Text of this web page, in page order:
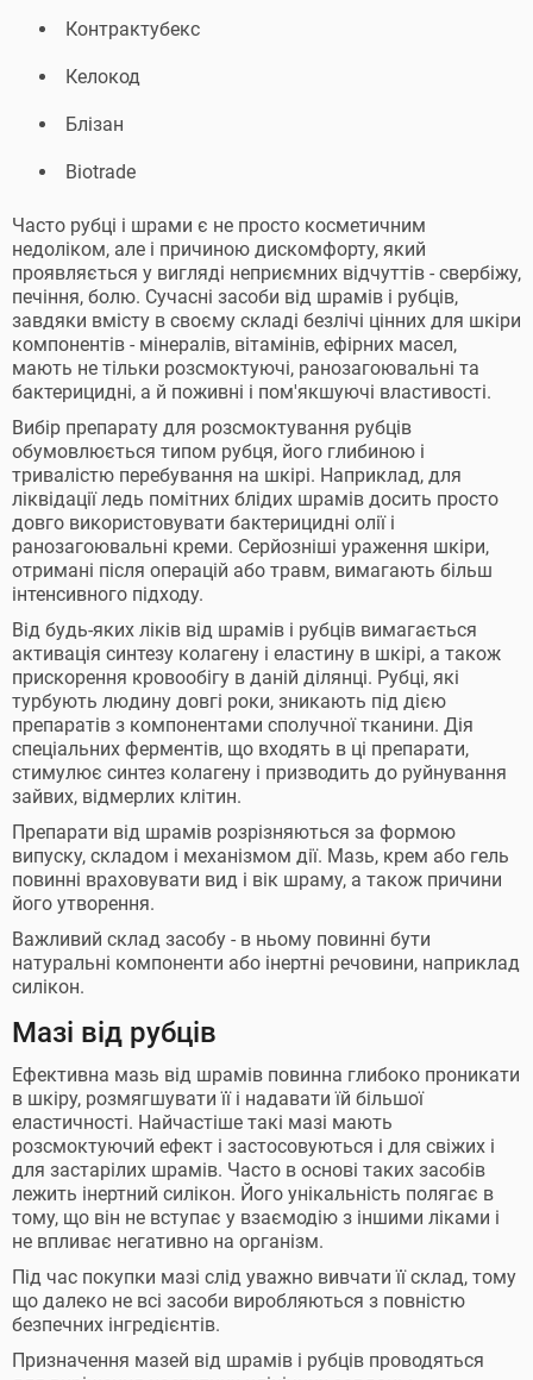
Контрактубекс
Келокод
Блізан
Biotrade
Часто рубці і шрами є не просто косметичним
недоліком, але і причиною дискомфорту, який
проявляється у вигляді неприємних відчуттів - свербіжу,
печіння, болю. Сучасні засоби від шрамів і рубців,
завдяки вмісту в своєму складі безлічі цінних для шкіри
компонентів - мінералів, вітамінів, ефірних масел,
мають не тільки розсмоктуючі, ранозагоювальні та
бактерицидні, а й поживні і пом'якшуючі властивості.
Вибір препарату для розсмоктування рубців
обумовлюється типом рубця, його глибиною і
тривалістю перебування на шкірі. Наприклад, для
ліквідації ледь помітних блідих шрамів досить просто
довго використовувати бактерицидні олії і
ранозагоювальні креми. Серйозніші ураження шкіри,
отримані після операцій або травм, вимагають більш
інтенсивного підходу.
Від будь-яких ліків від шрамів і рубців вимагається
активація синтезу колагену і еластину в шкірі, а також
прискорення кровообігу в даній ділянці. Рубці, які
турбують людину довгі роки, зникають під дією
препаратів з компонентами сполучної тканини. Дія
спеціальних ферментів, що входять в ці препарати,
стимулює синтез колагену і призводить до руйнування
зайвих, відмерлих клітин.
Препарати від шрамів розрізняються за формою
випуску, складом і механізмом дії. Мазь, крем або гель
повинні враховувати вид і вік шраму, а також причини
його утворення.
Важливий склад засобу - в ньому повинні бути
натуральні компоненти або інертні речовини, наприклад
силікон.
Мазі від рубців
Ефективна мазь від шрамів повинна глибоко проникати
в шкіру, розмягшувати її і надавати їй більшої
еластичності. Найчастіше такі мазі мають
розсмоктуючий ефект і застосовуються і для свіжих і
для застарілих шрамів. Часто в основі таких засобів
лежить інертний силікон. Його унікальність полягає в
тому, що він не вступає у взаємодію з іншими ліками і
не впливає негативно на організм.
Під час покупки мазі слід уважно вивчати її склад, тому
що далеко не всі засоби виробляються з повністю
безпечних інгредієнтів.
Призначення мазей від шрамів і рубців проводяться